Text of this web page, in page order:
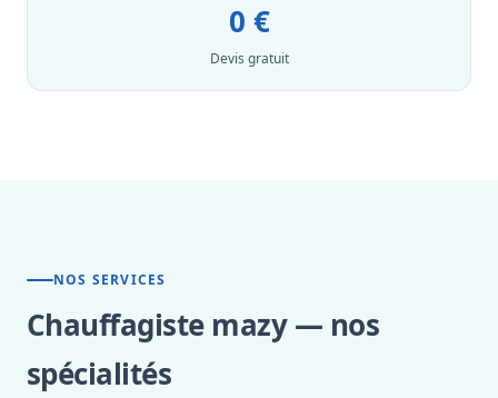
0 €
Devis gratuit
NOS SERVICES
Chauffagiste mazy — nos
spécialités